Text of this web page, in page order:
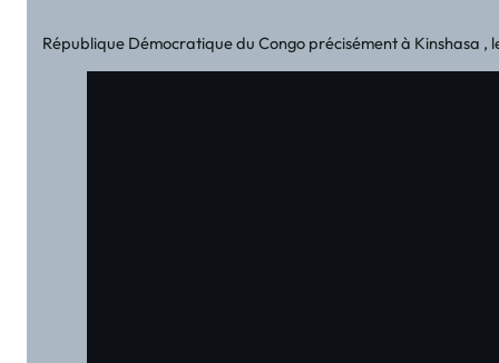
République Démocratique du Congo précisément à Kinshasa ,